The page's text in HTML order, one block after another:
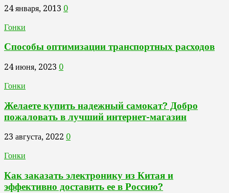
24 января, 2013 0
Гонки
Способы оптимизации транспортных расходов
24 июня, 2023 0
Гонки
Желаете купить надежный самокат? Добро
пожаловать в лучший интернет-магазин
23 августа, 2022 0
Гонки
Как заказать электронику из Китая и
эффективно доставить ее в Россию?